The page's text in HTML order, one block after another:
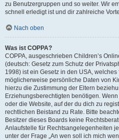
zu Benutzergruppen und so weiter. Wir
schnell erledigt ist und dir zahlreiche
Nach oben
Was ist COPPA?
COPPA, ausgeschrieben Children’s
(deutsch: Gesetz zum Schutz der
1998) ist ein Gesetz in den USA,
möglicherweise persönliche Daten von
hierzu die Zustimmung der Eltern
Erziehungsberechtigten benötigen.
oder die Website, auf der du dich zu
rechtlichen Beistand zu Rate. Bitte
Besitzer dieses Boards keine
Anlaufstelle für Rechtsangelegenheiten
unter der Frage „An wen soll ich mich